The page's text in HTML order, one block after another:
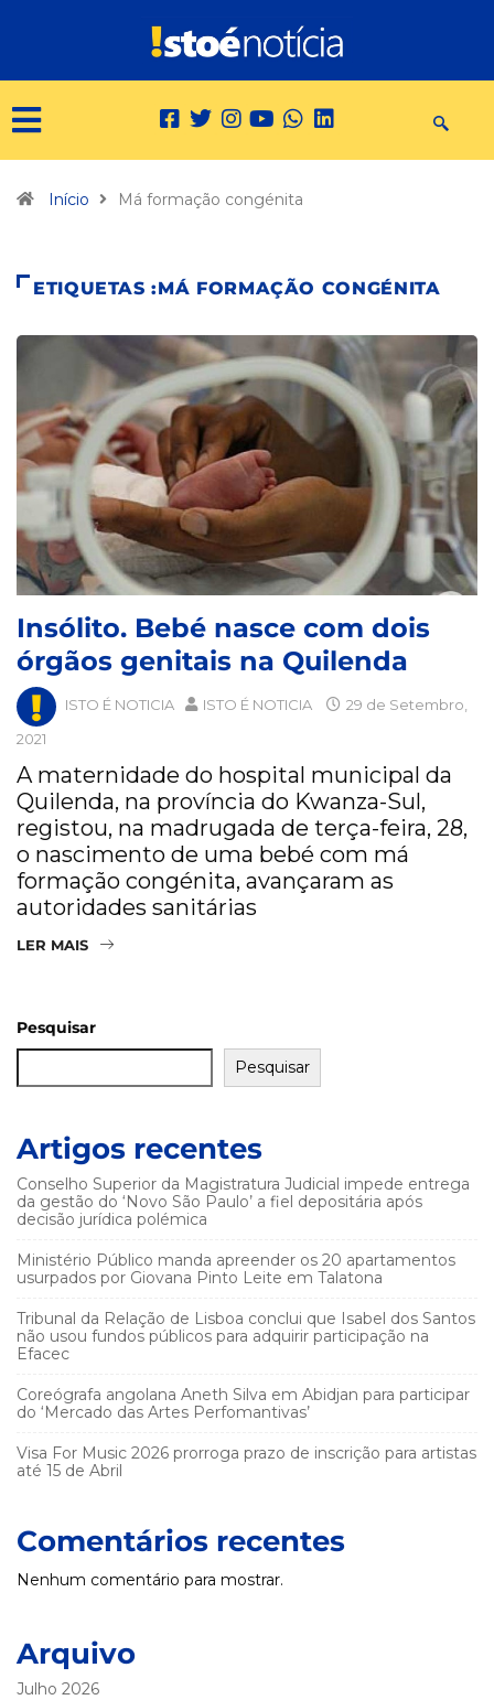
Início Má formação congénita
ETIQUETAS :MÁ FORMAÇÃO CONGÉNITA
Insólito. Bebé nasce com dois
órgãos genitais na Quilenda
ISTO É NOTICIA ISTO É NOTICIA
29 de Setembro,
2021
A maternidade do hospital municipal da
Quilenda, na província do Kwanza-Sul,
registou, na madrugada de terça-feira, 28,
o nascimento de uma bebé com má
formação congénita, avançaram as
autoridades sanitárias
LER MAIS
Pesquisar
Pesquisar
Artigos recentes
Conselho Superior da Magistratura Judicial impede entrega
da gestão do ‘Novo São Paulo’ a fiel depositária após
decisão jurídica polémica
Ministério Público manda apreender os 20 apartamentos
usurpados por Giovana Pinto Leite em Talatona
Tribunal da Relação de Lisboa conclui que Isabel dos Santos
não usou fundos públicos para adquirir participação na
Efacec
Coreógrafa angolana Aneth Silva em Abidjan para participar
do ‘Mercado das Artes Perfomantivas’
Visa For Music 2026 prorroga prazo de inscrição para artistas
até 15 de Abril
Comentários recentes
Nenhum comentário para mostrar.
Arquivo
Julho 2026